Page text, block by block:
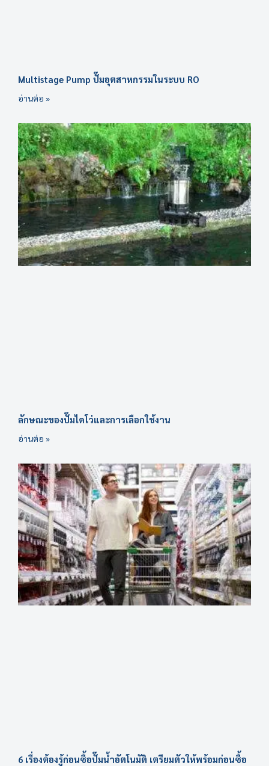
Multistage Pump ปั๊มอุตสาหกรรมในระบบ RO
อ่านต่อ »
ลักษณะของปั๊มไดโว่และการเลือกใช้งาน
อ่านต่อ »
6 เรื่องต้องรู้ก่อนซื้อปั๊มน้ำอัตโนมัติ เตรียมตัวให้พร้อมก่อนซื้อ